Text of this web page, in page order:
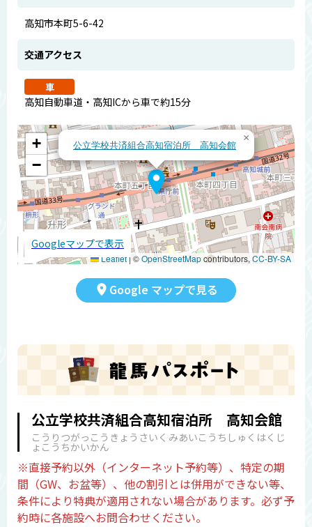
高知市本町5-6-42
交通アクセス
車
高知自動車道・高知ICから車で約15分
公立学校共済組合高知宿泊所 高知会館
×
+
−
Leaflet | ©OpenStreetMapcontributors, CC-BY-SA
Googleマップで表示
Google マップで見る
公立学校共済組合高知宿泊所 高知会館
こうりつがっこうきょうさいくみあいこうちしゅくはくじ
ょこうちかいかん
※直接予約以外（インターネット予約等）、特定の期
間（GW、お盆等）、他の割引とは併用ができない等、
条件により特典が適用されない場合があります。必ず予
約時に各施設へお問合わせください。